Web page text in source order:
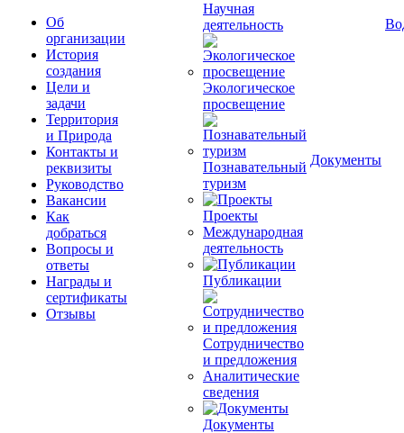
Об
организации
История
создания
Цели и
задачи
Территория
и Природа
Контакты и
реквизиты
Руководство
Вакансии
Как
добраться
Вопросы и
ответы
Награды и
сертификаты
Отзывы
Научная
деятельность
Экологическое
просвещение
Познавательный
туризм
Проекты
Международная
деятельность
Публикации
Сотрудничество
и предложения
Аналитические
сведения
Документы
Документы